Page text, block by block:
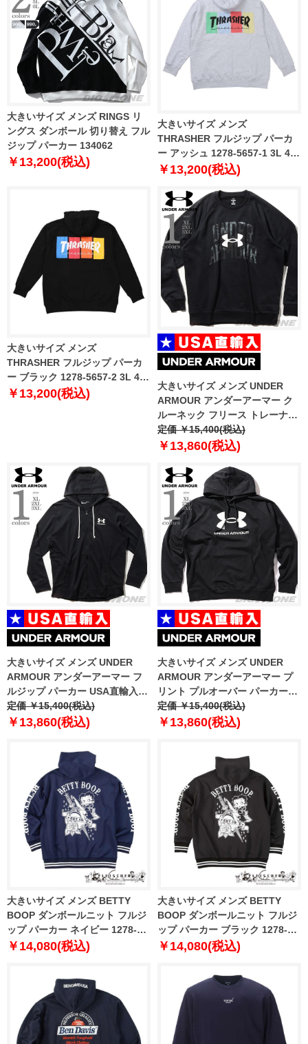
大きいサイズ メンズ RINGS リ
ングス ダンボール 切り替え フル
ジップ パーカー 134062
￥13,200(税込)
大きいサイズ メンズ
THRASHER フルジップ パーカ
ー アッシュ 1278-5657-1 3L 4L
5L 6L 8L
￥13,200(税込)
大きいサイズ メンズ
THRASHER フルジップ パーカ
ー ブラック 1278-5657-2 3L 4L
5L 6L 8L
￥13,200(税込)
大きいサイズ メンズ UNDER
ARMOUR アンダーアーマー ク
ルーネック フリース トレーナー
RIVAL FLEECE WORDMARK
DYE CREW USA直輸入
定価 ￥15,400(税込)
￥13,860(税込)
大きいサイズ メンズ UNDER
ARMOUR アンダーアーマー フ
ルジップ パーカー USA直輸入
1370409-001
定価 ￥15,400(税込)
￥13,860(税込)
大きいサイズ メンズ UNDER
ARMOUR アンダーアーマー プ
リント プルオーバー パーカー
USA直輸入 1379758-001
定価 ￥15,400(税込)
￥13,860(税込)
大きいサイズ メンズ BETTY
BOOP ダンボールニット フルジ
ップ パーカー ネイビー 1278-
5621-1 3L 4L 5L 6L
￥14,080(税込)
大きいサイズ メンズ BETTY
BOOP ダンボールニット フルジ
ップ パーカー ブラック 1278-
5621-2 3L 4L 5L 6L
￥14,080(税込)